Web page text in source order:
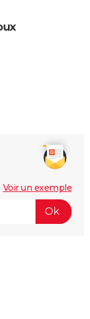
Voir un exemple